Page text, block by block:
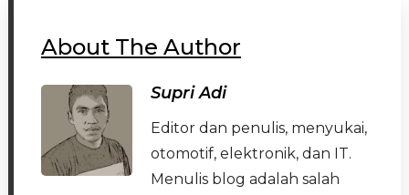
About The Author
Supri Adi
Editor dan penulis, menyukai,
otomotif, elektronik, dan IT.
Menulis blog adalah salah